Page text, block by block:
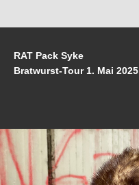
RAT Pack Syke
Bratwurst-Tour 1. Mai 2025